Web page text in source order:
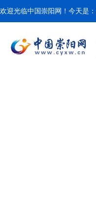
欢迎光临中国崇阳网！今天是：